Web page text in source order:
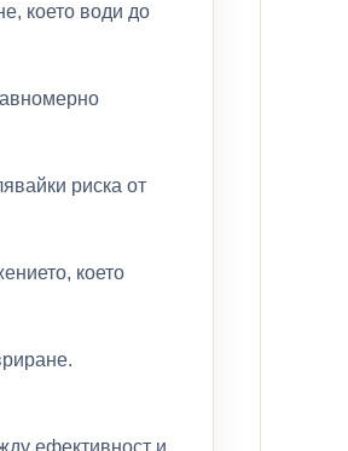
което води до
риска от
което
ефективност и